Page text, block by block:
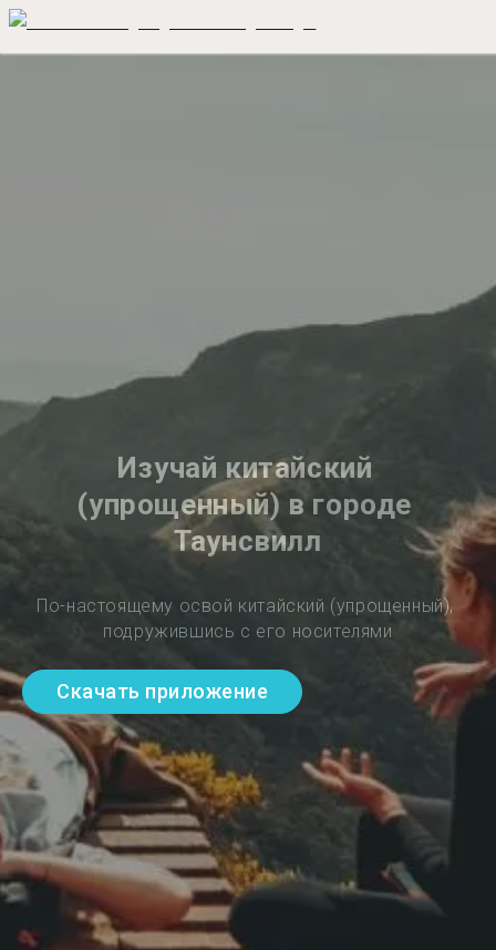
Изучай китайский
(упрощенный) в городе
Таунсвилл
По-настоящему освой китайский (упрощенный),
подружившись с его носителями
Скачать приложение